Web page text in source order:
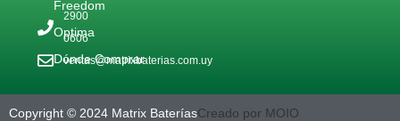
2900
0606
ventas@matrixbaterias.com.uy
Freedom
Optima
Dónde Comprar
Copyright © 2024 Matrix BateríasCreado por MOIO